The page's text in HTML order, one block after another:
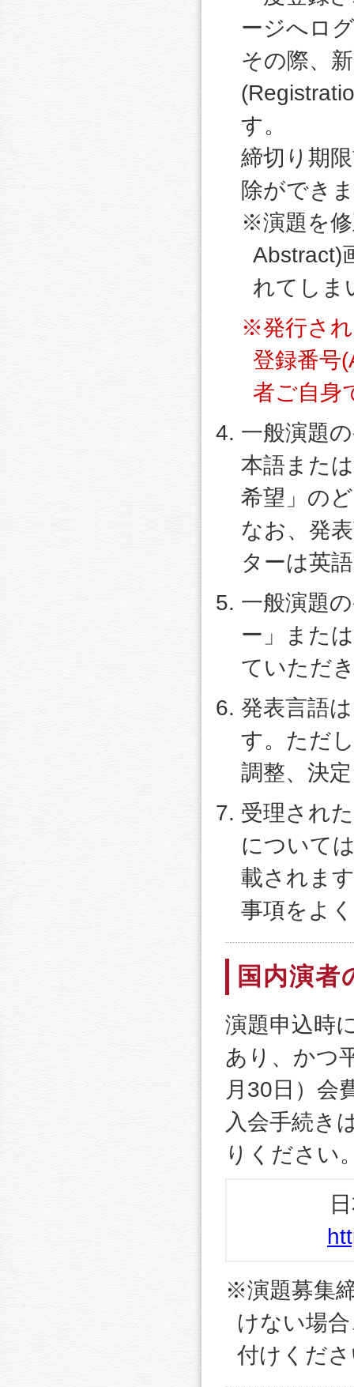
ージへロ
その際、
す。
締切り期
除ができ
※演題を修
Abstract)
れてしま
※発行され
登録番号
者ご自身
一般演題
本語また
希望」の
なお、発
ターは英
一般演題
ー」また
ていただ
発表言語
す。ただ
調整、決
受理され
について
載されま
事項をよ
国内演者
演題申込時
あり、かつ
月30日）会
入会手続き
りください
※演題募集
けない場
付けくだ